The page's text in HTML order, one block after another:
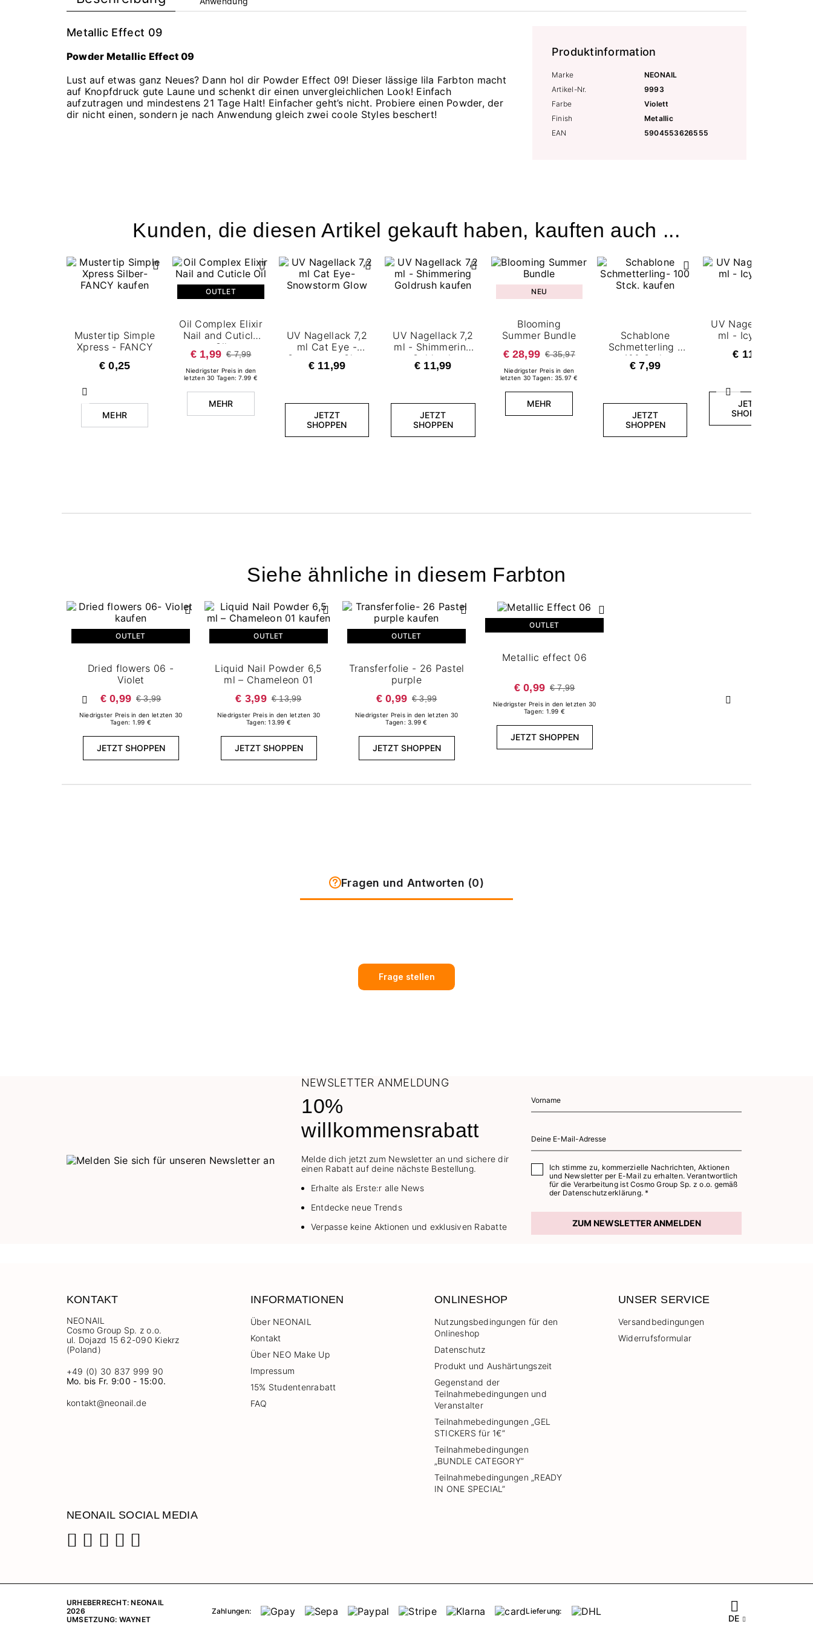
Produktinformation
Marke
NEONAIL
Artikel-Nr.
9993
Farbe
Violett
Finish
Metallic
EAN
5904553626555
Metallic Effect 09
Powder Metallic Effect 09
Lust auf etwas ganz Neues? Dann hol dir Powder Effect 09! Dieser lässige lila Farbton macht
auf Knopfdruck gute Laune und schenkt dir einen unvergleichlichen Look! Einfach
aufzutragen und mindestens 21 Tage Halt! Einfacher geht’s nicht. Probiere einen Powder, der
dir nicht einen, sondern je nach Anwendung gleich zwei coole Styles beschert!
Kunden, die diesen Artikel gekauft haben, kauften auch ...
Zurück Weiter
Mustertip Simple
Xpress - FANCY
€ 0,25
MEHR
OUTLET
Oil Complex Elixir
Nail and Cuticle
Oil
€ 1,99 € 7,99
Niedrigster Preis in den
letzten 30 Tagen: 7.99 €
MEHR
UV Nagellack 7,2
ml Cat Eye -
Snowstorm Glow
€ 11,99
JETZT
SHOPPEN
UV Nagellack 7,2
ml - Shimmering
Goldrush
€ 11,99
JETZT
SHOPPEN
NEU
Blooming
Summer Bundle
€ 28,99 € 35,97
Niedrigster Preis in den
letzten 30 Tagen: 35.97 €
MEHR
Schablone
Schmetterling -
100 Stck.
€ 7,99
JETZT
SHOPPEN
UV Nagellack 7,2
ml - Icy Allure
€ 11,99
JETZT
SHOPPEN
Siehe ähnliche in diesem Farbton
Zurück Weiter
OUTLET
Dried flowers 06 -
Violet
€ 0,99 € 3,99
Niedrigster Preis in den letzten 30
Tagen: 1.99 €
JETZT SHOPPEN
OUTLET
Liquid Nail Powder 6,5
ml – Chameleon 01
€ 3,99 € 13,99
Niedrigster Preis in den letzten 30
Tagen: 13.99 €
JETZT SHOPPEN
OUTLET
Transferfolie - 26 Pastel
purple
€ 0,99 € 3,99
Niedrigster Preis in den letzten 30
Tagen: 3.99 €
JETZT SHOPPEN
OUTLET
Metallic effect 06
€ 0,99 € 7,99
Niedrigster Preis in den letzten 30
Tagen: 1.99 €
JETZT SHOPPEN
Fragen und Antworten (0)
Frage stellen
NEWSLETTER ANMELDUNG
10%
willkommensrabatt
Melde dich jetzt zum Newsletter an und sichere dir
einen Rabatt auf deine nächste Bestellung.
Erhalte als Erste:r alle News
Entdecke neue Trends
Verpasse keine Aktionen und exklusiven Rabatte
Ich stimme zu, kommerzielle Nachrichten, Aktionen
und Newsletter per E-Mail zu erhalten. Verantwortlich
für die Verarbeitung ist Cosmo Group Sp. z o.o. gemäß
der Datenschutzerklärung. *
ZUM NEWSLETTER ANMELDEN
KONTAKT
NEONAIL
Cosmo Group Sp. z o.o.
ul. Dojazd 15 62-090 Kiekrz
(Poland)
+49 (0) 30 837 999 90
Mo. bis Fr. 9:00 - 15:00.
kontakt@neonail.de
INFORMATIONEN
Über NEONAIL
Kontakt
Über NEO Make Up
Impressum
15% Studentenrabatt
FAQ
ONLINESHOP
Nutzungsbedingungen für den
Onlineshop
Datenschutz
Produkt und Aushärtungszeit
Gegenstand der
Teilnahmebedingungen und
Veranstalter
Teilnahmebedingungen „GEL
STICKERS für 1€”
Teilnahmebedingungen
„BUNDLE CATEGORY”
Teilnahmebedingungen „READY
IN ONE SPECIAL”
UNSER SERVICE
Versandbedingungen
Widerrufsformular
NEONAIL SOCIAL MEDIA
URHEBERRECHT: NEONAIL
2026
UMSETZUNG: WAYNET
Zahlungen: Lieferung:
DE